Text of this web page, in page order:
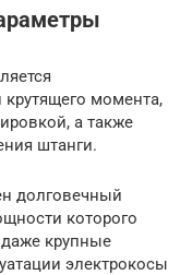
момента,
а также
штанги.
долговечный
которого
крупные
электрокосы